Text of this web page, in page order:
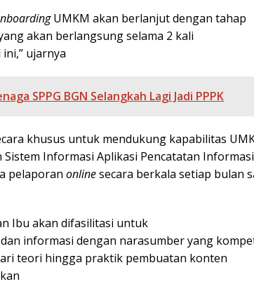
UMKM akan berlanjut dengan tahap
akan berlangsung selama 2 kali
ujarnya
SPPG BGN Selangkah Lagi Jadi PPPK
khusus untuk mendukung kapabilitas
Informasi Aplikasi Pencatatan Informasi
pelaporan onlinesecara berkala setiap bulan
Ibu akan difasilitasi untuk
informasi dengan narasumber yang
teori hingga praktik pembuatan konten